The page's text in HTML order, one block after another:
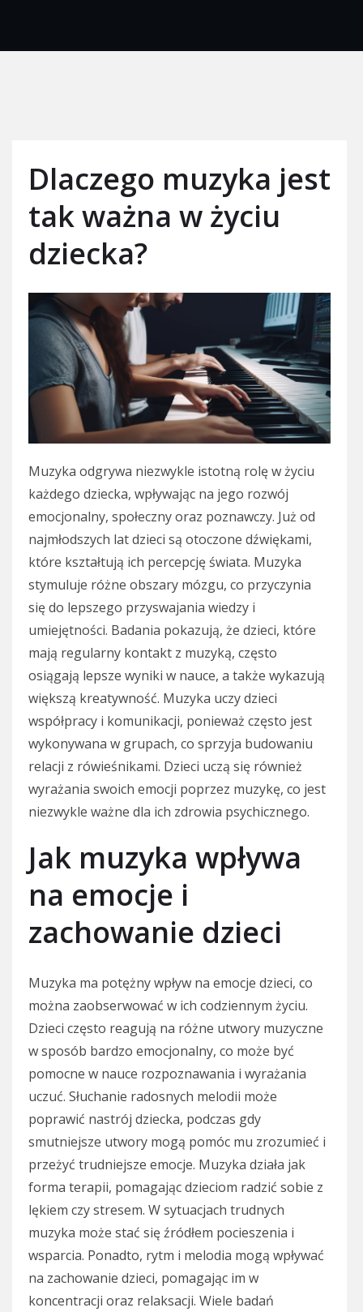
Dlaczego muzyka jest
tak ważna w życiu
dziecka?
Muzyka odgrywa niezwykle istotną rolę w życiu
każdego dziecka, wpływając na jego rozwój
emocjonalny, społeczny oraz poznawczy. Już od
najmłodszych lat dzieci są otoczone dźwiękami,
które kształtują ich percepcję świata. Muzyka
stymuluje różne obszary mózgu, co przyczynia
się do lepszego przyswajania wiedzy i
umiejętności. Badania pokazują, że dzieci, które
mają regularny kontakt z muzyką, często
osiągają lepsze wyniki w nauce, a także wykazują
większą kreatywność. Muzyka uczy dzieci
współpracy i komunikacji, ponieważ często jest
wykonywana w grupach, co sprzyja budowaniu
relacji z rówieśnikami. Dzieci uczą się również
wyrażania swoich emocji poprzez muzykę, co jest
niezwykle ważne dla ich zdrowia psychicznego.
Jak muzyka wpływa
na emocje i
zachowanie dzieci
Muzyka ma potężny wpływ na emocje dzieci, co
można zaobserwować w ich codziennym życiu.
Dzieci często reagują na różne utwory muzyczne
w sposób bardzo emocjonalny, co może być
pomocne w nauce rozpoznawania i wyrażania
uczuć. Słuchanie radosnych melodii może
poprawić nastrój dziecka, podczas gdy
smutniejsze utwory mogą pomóc mu zrozumieć i
przeżyć trudniejsze emocje. Muzyka działa jak
forma terapii, pomagając dzieciom radzić sobie z
lękiem czy stresem. W sytuacjach trudnych
muzyka może stać się źródłem pocieszenia i
wsparcia. Ponadto, rytm i melodia mogą wpływać
na zachowanie dzieci, pomagając im w
koncentracji oraz relaksacji. Wiele badań